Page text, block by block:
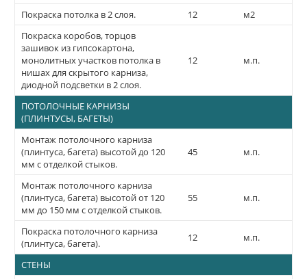
Покраска потолка в 2 слоя. 12
м2
Покраска коробов, торцов
зашивок из гипсокартона,
монолитных участков потолка в
нишах для скрытого карниза,
диодной подсветки в 2 слоя.
12 м.п.
ПОТОЛОЧНЫЕ КАРНИЗЫ
(ПЛИНТУСЫ, БАГЕТЫ)
Монтаж потолочного карниза
(плинтуса, багета) высотой до 120
мм с отделкой стыков.
45 м.п.
Монтаж потолочного карниза
(плинтуса, багета) высотой от 120
мм до 150 мм с отделкой стыков.
55 м.п.
Покраска потолочного карниза
(плинтуса, багета).
12 м.п.
СТЕНЫ